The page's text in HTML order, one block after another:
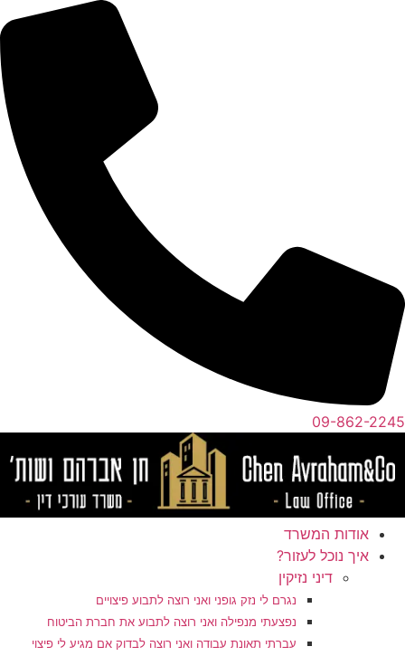
09-862-2245
אודות המשרד
איך נוכל לעזור?
דיני נזיקין
נגרם לי נזק גופני ואני רוצה לתבוע פיצויים
נפצעתי מנפילה ואני רוצה לתבוע את חברת הביטוח
עברתי תאונת עבודה ואני רוצה לבדוק אם מגיע לי פיצוי